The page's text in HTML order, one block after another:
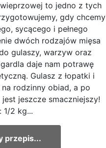
to jedno z tych
gdy chcemy
sycącego i pełnego
dwóch rodzajów mięsa
gulaszy, warzyw oraz
daje nam potrawę
Gulasz z łopatki i
rodzinny obiad, a po
jeszcze smaczniejszy!
1/2 kg...
przepis...